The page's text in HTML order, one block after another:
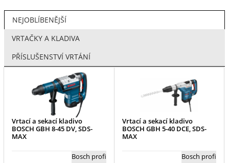
NEJOBLÍBENĚJŠÍ
VRTAČKY A KLADIVA
PŘÍSLUŠENSTVÍ VRTÁNÍ
Vrtací a sekací kladivo
BOSCH GBH 8-45 DV, SDS-
MAX
Bosch profi
Vrtací a sekací kladivo
BOSCH GBH 5-40 DCE, SDS-
MAX
Bosch profi